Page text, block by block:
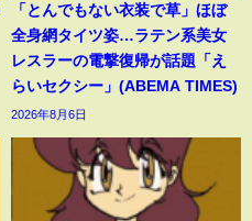
「とんでもない衣装で草」ほぼ
全身網タイツ姿…ラテン系美女
レスラーの電撃復帰が話題「え
らいセクシー」(ABEMA TIMES)
2026年8月6日